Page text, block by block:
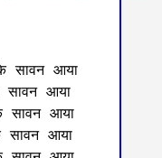
सावन आया
सावन आया
सावन आया
सावन आया